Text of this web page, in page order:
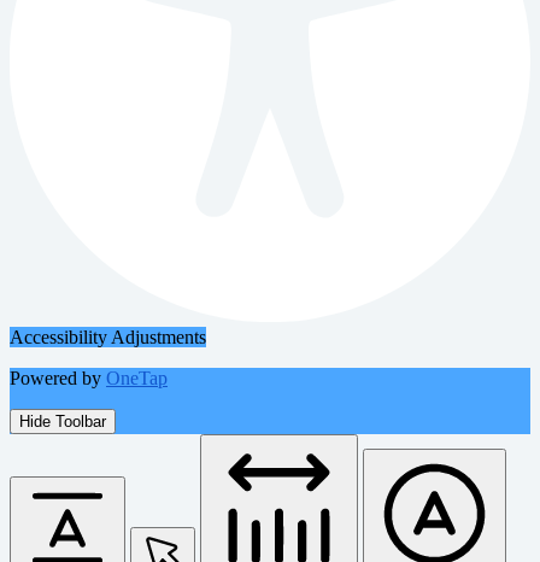
Accessibility Adjustments
Powered by OneTap
Hide Toolbar